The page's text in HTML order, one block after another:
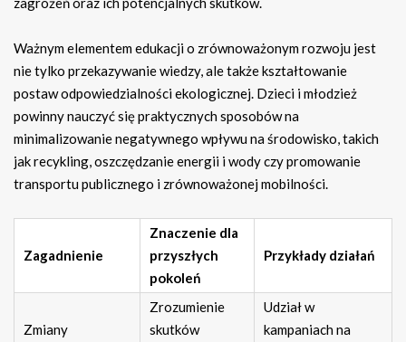
Ważnym elementem edukacji o zrównoważonym rozwoju jest
nie tylko przekazywanie wiedzy, ale także kształtowanie
postaw odpowiedzialności ekologicznej. Dzieci i młodzież
powinny nauczyć się praktycznych sposobów na
minimalizowanie negatywnego wpływu na środowisko, takich
jak recykling, oszczędzanie energii i wody czy promowanie
transportu publicznego i zrównoważonej mobilności.
Zagadnienie
Znaczenie dla
przyszłych
pokoleń
Przykłady działań
Zmiany
Zrozumienie
skutków
Udział w
kampaniach na